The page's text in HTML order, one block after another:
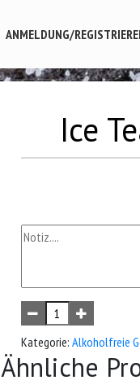
ANMELDUNG/
Ice
Kategorie: Alkoholfreie
Ähnliche